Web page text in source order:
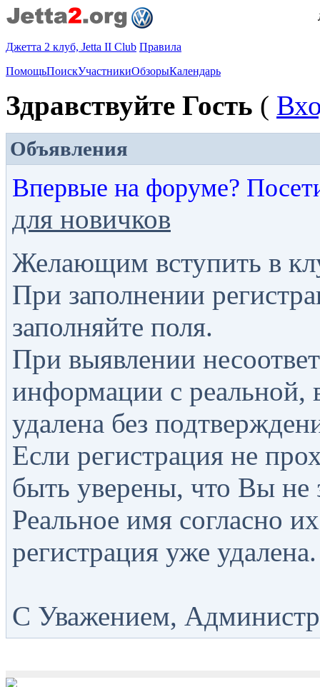
Джетта 2 клуб, Jetta II Club Правила
ПомощьПоискУчастникиОбзорыКалендарь
Здравствуйте Гость (
Объявления
Впервые на форуме?
для новичков
Желающим вступить в
При заполнении
заполняйте поля.
При выявлении
информации с реальной,
удалена без
Если регистрация не
быть уверены, что Вы не
Реальное имя согласно
регистрация уже удалена.
С Уважением,